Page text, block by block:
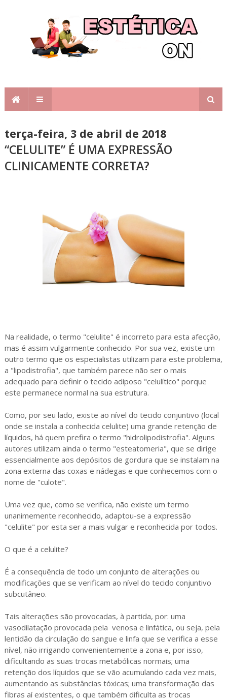
terça-feira, 3 de abril de 2018
“CELULITE” É UMA EXPRESSÃO
CLINICAMENTE CORRETA?
Na realidade, o termo "celulite" é incorreto para esta afecção,
mas é assim vulgarmente conhecido. Por sua vez, existe um
outro termo que os especialistas utilizam para este problema,
a "lipodistrofia", que também parece não ser o mais
adequado para definir o tecido adiposo "celulítico" porque
este permanece normal na sua estrutura.
Como, por seu lado, existe ao nível do tecido conjuntivo (local
onde se instala a conhecida celulite) uma grande retenção de
líquidos, há quem prefira o termo "hidrolipodistrofia". Alguns
autores utilizam ainda o termo "esteatomeria", que se dirige
essencialmente aos depósitos de gordura que se instalam na
zona externa das coxas e nádegas e que conhecemos com o
nome de "culote".
Uma vez que, como se verifica, não existe um termo
unanimemente reconhecido, adaptou-se a expressão
"celulite" por esta ser a mais vulgar e reconhecida por todos.
O que é a celulite?
É a consequência de todo um conjunto de alterações ou
modificações que se verificam ao nível do tecido conjuntivo
subcutâneo.
Tais alterações são provocadas, à partida, por: uma
vasodilatação provocada pela venosa e linfática, ou seja, pela
lentidão da circulação do sangue e linfa que se verifica a esse
nível, não irrigando convenientemente a zona e, por isso,
dificultando as suas trocas metabólicas normais; uma
retenção dos líquidos que se vão acumulando cada vez mais,
aumentando as substâncias tóxicas; uma transformação das
fibras aí existentes, o que também dificulta as trocas